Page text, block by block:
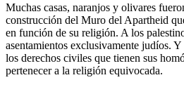
Muchas casas, naranjos y olivares
construcción del Muro del Apartheid
en función de su religión. A los
asentamientos exclusivamente judíos.
los derechos civiles que tienen sus
pertenecer a la religión equivocada.